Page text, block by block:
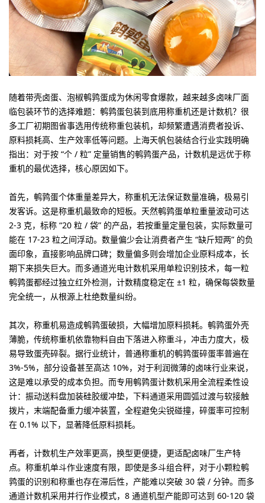
随着带壳卤蛋、泡椒鹌鹑蛋成为休闲零食爆款，越来越多卤味厂面
临包装环节的选择难题：鹌鹑蛋包装到底用称重机还是计数机？很
多工厂初期图省事选用传统称重包装机，却频繁遭遇消费者投诉、
原料损耗高、生产效率低等问题。上海天帆包装结合行业实践明确
指出： 对于按 “个 / 粒” 定量销售的鹌鹑蛋产品，计数机是远优于称
重机的最优选择，核心原因如下。
首先， 鹌鹑蛋个体重量差异大，称重机无法保证数量准确，极易引
发客诉。这是称重机最致命的短板。天然鹌鹑蛋单粒重量波动可达
2-3 克，标称 “20 粒 / 袋” 的产品，若按重量定量包装，实际数量可
能在 17-23 粒之间浮动。数量偏少会让消费者产生 “缺斤短两” 的负
面印象，直接影响品牌口碑；数量偏多则会增加企业原料成本，长
期下来损失巨大。而多通道光电计数机采用单粒识别技术，每一粒
鹌鹑蛋都经过独立红外检测，计数精度稳定在 ±1 粒，确保每袋数量
完全统一，从根源上杜绝数量纠纷。
其次， 称重机易造成鹌鹑蛋破损，大幅增加原料损耗。鹌鹑蛋外壳
薄脆，传统称重机依靠物料自由下落进入称重斗，冲击力度大，极
易导致蛋壳碎裂。据行业统计，普通称重机的鹌鹑蛋碎蛋率普遍在
3%-5%，部分设备甚至高达 10%，对于利润微薄的卤味行业来说，
这是难以承受的成本负担。而专用鹌鹑蛋计数机采用全流程柔性设
计：振动送料盘加装硅胶缓冲垫，下料通道采用圆弧过渡与软接触
拨片，末端配备重力缓冲装置，全程避免尖锐碰撞，碎蛋率可控制
在 0.1% 以下，显著降低原料损耗。
再者， 计数机生产效率更高，换型更便捷，更适配卤味厂生产特
点。称重机单斗作业速度有限，即使是多斗组合秤，对于小颗粒鹌
鹑蛋的识别和称重也存在滞后性，产能难以突破 30 袋 / 分钟。而多
通道计数机采用并行作业模式，8 通道机型产能即可达到 60-120 袋